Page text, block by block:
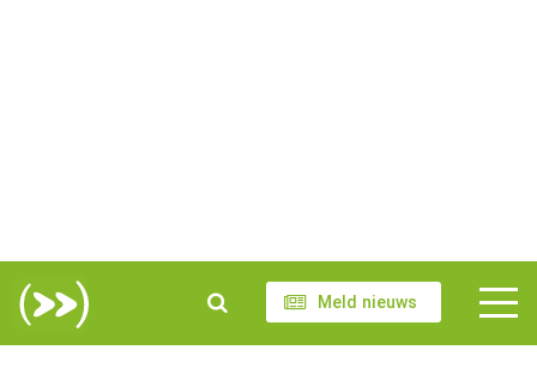
Meld nieuws